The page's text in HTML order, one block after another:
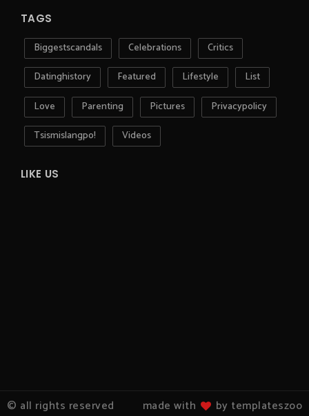
TAGS
Biggestscandals Celebrations
Critics
Datinghistory
Featured Lifestyle
List
Love
Parenting Pictures
Privacypolicy
Tsismislangpo!
Videos
LIKE US
© all rights reserved made with by templateszoo